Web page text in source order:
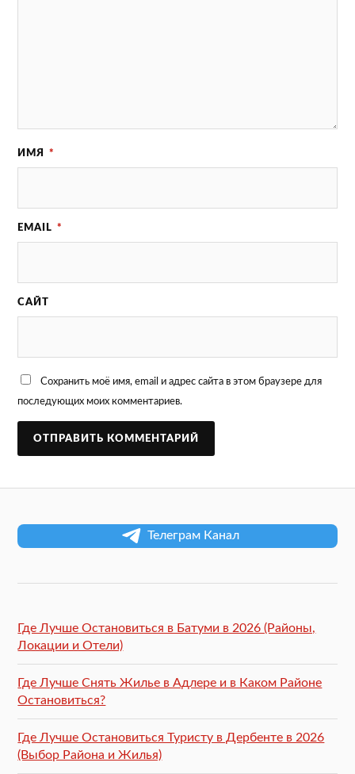
ИМЯ *
EMAIL *
САЙТ
Сохранить моё имя, email и адрес сайта в этом браузере для
последующих моих комментариев.
Телеграм Канал
Где Лучше Остановиться в Батуми в 2026 (Районы,
Локации и Отели)
Где Лучше Снять Жилье в Адлере и в Каком Районе
Остановиться?
Где Лучше Остановиться Туристу в Дербенте в 2026
(Выбор Района и Жилья)